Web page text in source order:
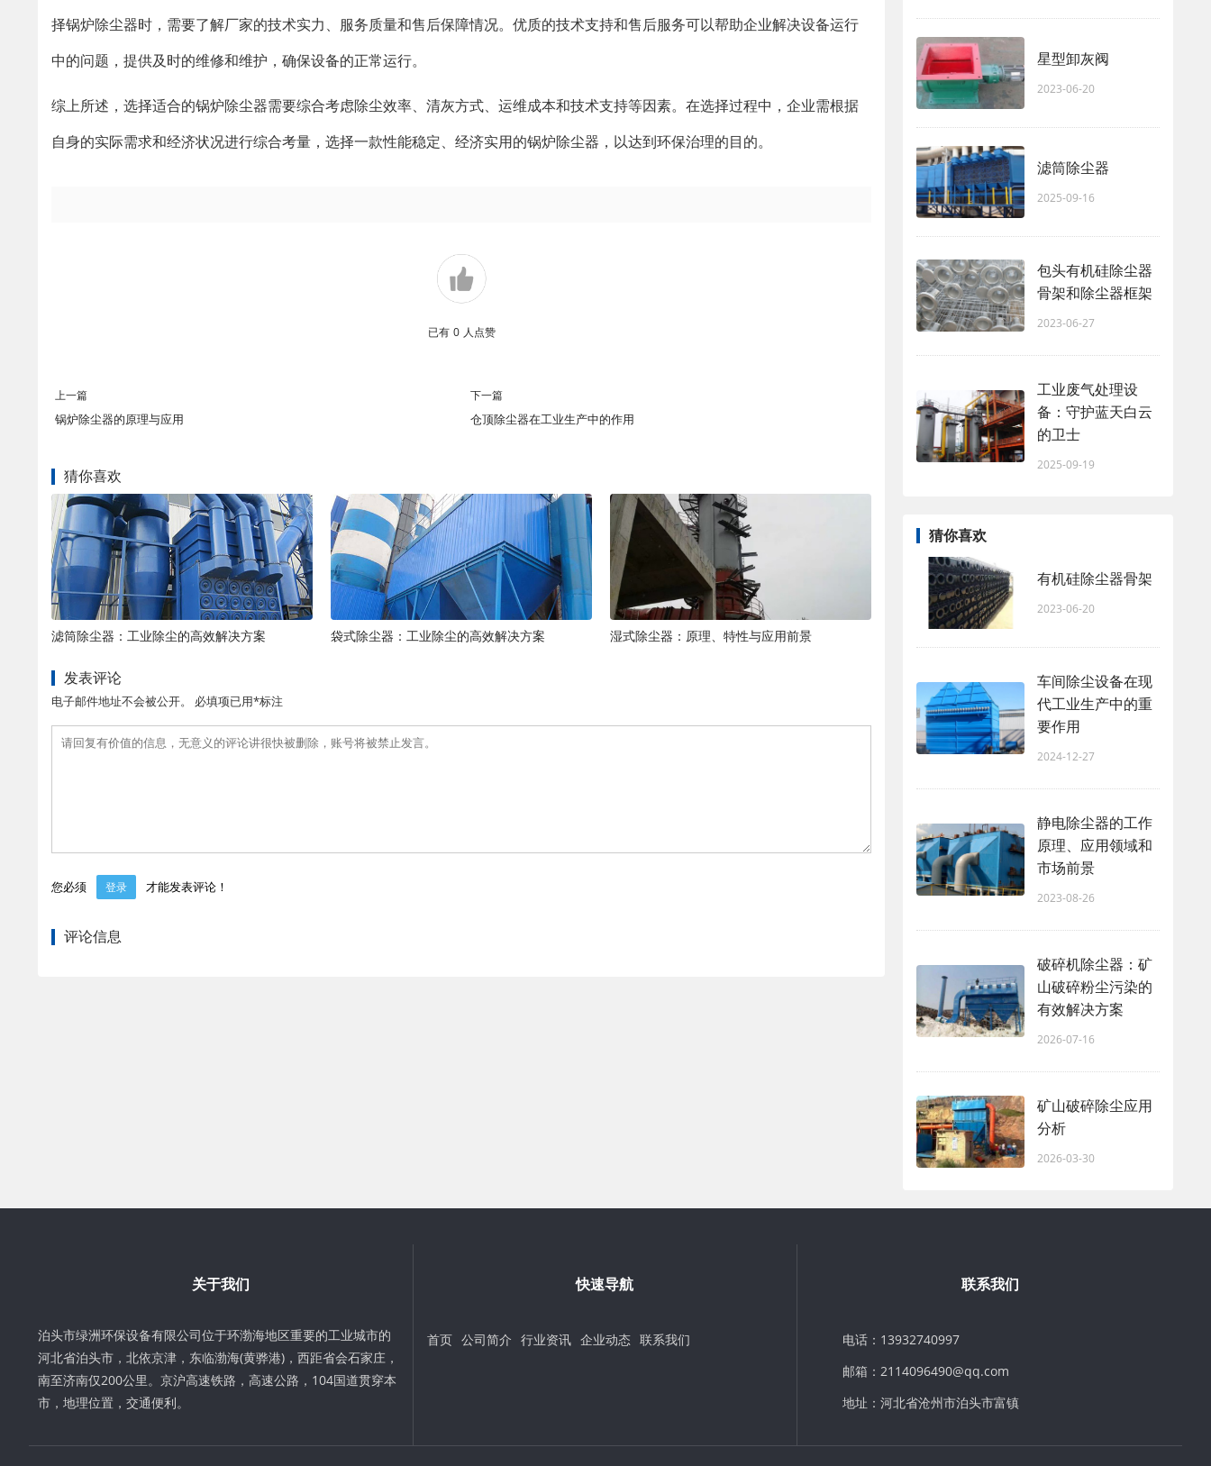
择锅炉除尘器时，需要了解厂家的技术实力、服务质量和售后保障情况。优质的技术支持和售后服务可以帮助企业解决设备运行
中的问题，提供及时的维修和维护，确保设备的正常运行。
综上所述，选择适合的锅炉除尘器需要综合考虑除尘效率、清灰方式、运维成本和技术支持等因素。在选择过程中，企业需根据
自身的实际需求和经济状况进行综合考量，选择一款性能稳定、经济实用的锅炉除尘器，以达到环保治理的目的。
已有 0 人点赞
上一篇
锅炉除尘器的原理与应用
下一篇
仓顶除尘器在工业生产中的作用
猜你喜欢
滤筒除尘器：工业除尘的高效解决方案 袋式除尘器：工业除尘的高效解决方案 湿式除尘器：原理、特性与应用前景
发表评论
电子邮件地址不会被公开。 必填项已用*标注
您必须 登录 才能发表评论！
评论信息
星型卸灰阀
2023-06-20
滤筒除尘器
2025-09-16
包头有机硅除尘器
骨架和除尘器框架
2023-06-27
工业废气处理设
备：守护蓝天白云
的卫士
2025-09-19
猜你喜欢
有机硅除尘器骨架
2023-06-20
车间除尘设备在现
代工业生产中的重
要作用
2024-12-27
静电除尘器的工作
原理、应用领域和
市场前景
2023-08-26
破碎机除尘器：矿
山破碎粉尘污染的
有效解决方案
2026-07-16
矿山破碎除尘应用
分析
2026-03-30
关于我们
泊头市绿洲环保设备有限公司位于环渤海地区重要的工业城市的
河北省泊头市，北依京津，东临渤海(黄骅港)，西距省会石家庄，
南至济南仅200公里。京沪高速铁路，高速公路，104国道贯穿本
市，地理位置，交通便利。
快速导航
首页 公司简介 行业资讯 企业动态 联系我们
联系我们
电话：13932740997
邮箱：2114096490@qq.com
地址：河北省沧州市泊头市富镇